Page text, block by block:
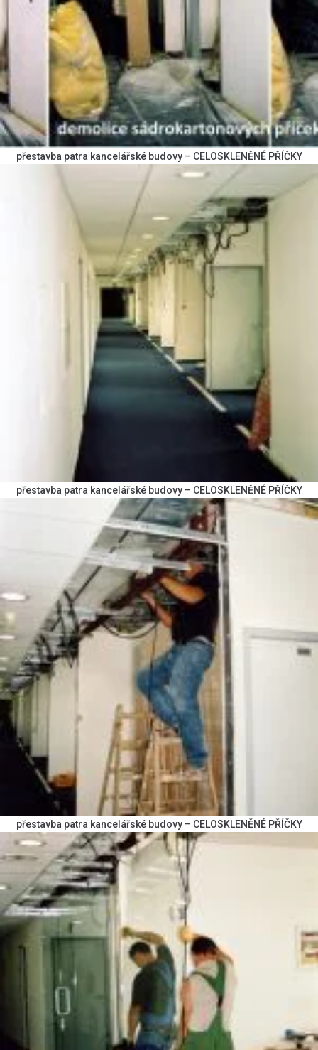
přestavba patra kancelářské budovy – CELOSKLENĚNÉ PŘÍČKY
přestavba patra kancelářské budovy – CELOSKLENĚNÉ PŘÍČKY
přestavba patra kancelářské budovy – CELOSKLENĚNÉ PŘÍČKY